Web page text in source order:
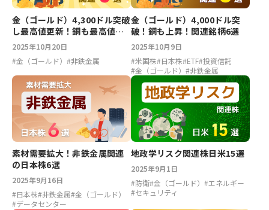
金（ゴールド）4,300ドル突破
し最高値更新！銅も最高値
圏！関連銘柄6選
2025年10月20日
#金（ゴールド） #非鉄金属
金（ゴールド）4,000ドル突
破！銅も上昇！関連銘柄6選
2025年10月9日
#米国株#日本株#ETF#投資信託
#金（ゴールド） #非鉄金属
素材需要拡大！非鉄金属関連
の日本株6選
2025年9月16日
#日本株#非鉄金属#金（ゴールド）
#データセンター
地政学リスク関連株日米15選
2025年9月1日
#防衛#金（ゴールド） #エネルギー
#セキュリティ